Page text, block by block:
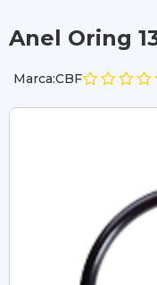
Anel Oring
Marca:CBF